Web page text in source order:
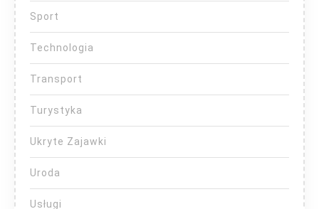
Sport
Technologia
Transport
Turystyka
Ukryte Zajawki
Uroda
Usługi